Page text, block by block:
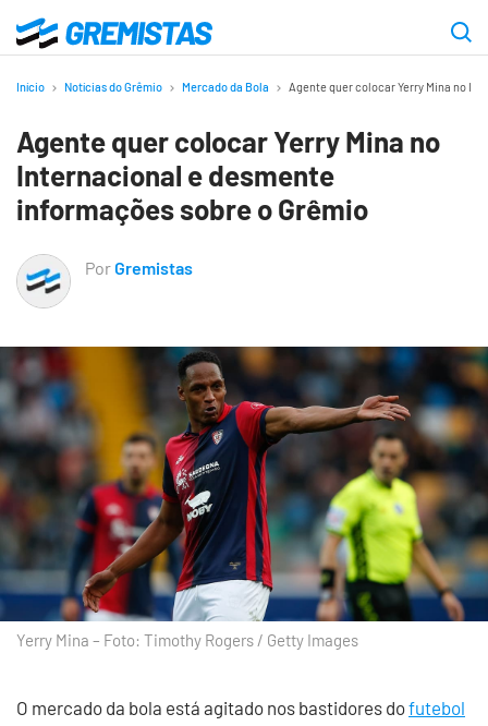
para
principal
Gremistas
Início Notícias do Grêmio Mercado da Bola Agente quer colocar Yerry Mina no
Agente quer colocar Yerry Mina no
Internacional e desmente
informações sobre o Grêmio
PorGremistas
Yerry Mina – Foto: Timothy Rogers / Getty Images
O mercado da bola está agitado nos bastidores dofutebol